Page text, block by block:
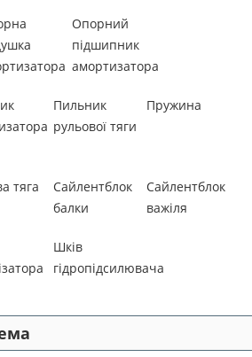
Опорний
підшипник
амортизатора
Пильник
рульової тяги
Пружина
тяга
Сайлентблок
балки
Сайлентблок
важіля
Шків
гідропідсилювача